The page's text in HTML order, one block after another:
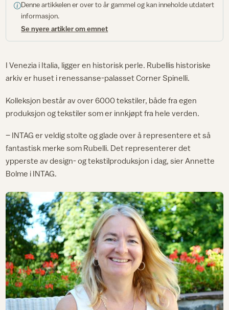
Denne artikkelen er over to år gammel og kan inneholde utdatert
informasjon.
Se nyere artikler om emnet
I Venezia i Italia, ligger en historisk perle. Rubellis historiske
arkiv er huset i renessanse-palasset Corner Spinelli.
Kolleksjon består av over 6000 tekstiler, både fra egen
produksjon og tekstiler som er innkjøpt fra hele verden.
– INTAG er veldig stolte og glade over å representere et så
fantastisk merke som Rubelli. Det representerer det
ypperste av design- og tekstilproduksjon i dag, sier Annette
Bolme i INTAG.